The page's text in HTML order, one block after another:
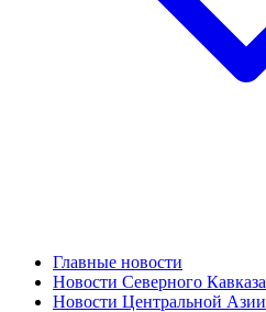
Главные новости
Новости Северного Кавказа
Новости Центральной Азии